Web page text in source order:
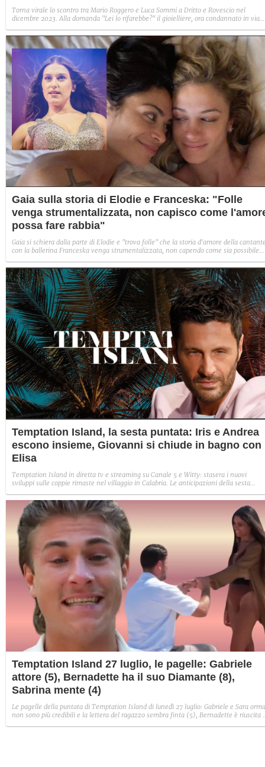
Torna virale lo scontro tra Mario Roggero e Luca Sommi a Dritto e Rovescio nel
dicembre 2023. Alla domanda "Lei lo rifarebbe?" il gioielliere, ora condannato in via
Gaia sulla storia di Elodie e Franceska: "Folle
venga strumentalizzata, non capisco come
possa fare rabbia"
Gaia si schiera dalla parte di Elodie e "trova folle" che la storia d'amore della
con la ballerina Franceska venga strumentalizzata, non capendo come sia possibile
Temptation Island, la sesta puntata: Iris e Andrea
escono insieme, Giovanni si chiude in bagno con
Elisa
Temptation Island in diretta tv e streaming su Canale 5 e Witty: stasera i nuovi
sviluppi sulle coppie rimaste nel villaggio in Calabria. Le anticipazioni della sesta
Sabrina rifiuta il falò con Giovanni e si avvicina a Lory.
Temptation Island 27 luglio, le pagelle: Gabriele
attore (5), Bernadette ha il suo Diamante (8),
Sabrina mente (4)
Le pagelle della puntata di Temptation Island di lunedì 27 luglio: Gabriele e Sara
non sono più credibili e la lettera del ragazzo sembra finta (5), Bernadette è riuscita